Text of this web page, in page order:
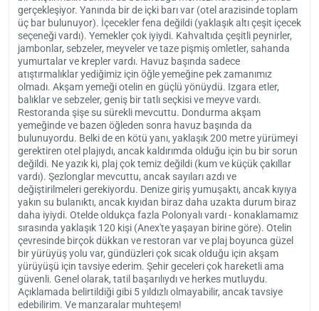
Otele giriş saati 14.00, çıkış saati ise 12.00’dir. Mirage World Hotel,
evcil hayvan kabul etmiyor.
gerçekleşiyor. Yanında bir de içki barı var (otel arazisinde toplam
üç bar bulunuyor). İçecekler fena değildi (yaklaşık altı çeşit içecek
seçeneği vardı). Yemekler çok iyiydi. Kahvaltıda çeşitli peynirler,
jambonlar, sebzeler, meyveler ve taze pişmiş omletler, sahanda
yumurtalar ve krepler vardı. Havuz başında sadece
atıştırmalıklar yediğimiz için öğle yemeğine pek zamanımız
olmadı. Akşam yemeği otelin en güçlü yönüydü. Izgara etler,
balıklar ve sebzeler, geniş bir tatlı seçkisi ve meyve vardı.
Restoranda şişe su sürekli mevcuttu. Dondurma akşam
yemeğinde ve bazen öğleden sonra havuz başında da
bulunuyordu. Belki de en kötü yanı, yaklaşık 200 metre yürümeyi
gerektiren otel plajıydı, ancak kaldırımda olduğu için bu bir sorun
değildi. Ne yazık ki, plaj çok temiz değildi (kum ve küçük çakıllar
vardı). Şezlonglar mevcuttu, ancak sayıları azdı ve
değiştirilmeleri gerekiyordu. Denize giriş yumuşaktı, ancak kıyıya
yakın su bulanıktı, ancak kıyıdan biraz daha uzakta durum biraz
daha iyiydi. Otelde oldukça fazla Polonyalı vardı - konaklamamız
sırasında yaklaşık 120 kişi (Anex'te yaşayan birine göre). Otelin
çevresinde birçok dükkan ve restoran var ve plaj boyunca güzel
bir yürüyüş yolu var, gündüzleri çok sıcak olduğu için akşam
yürüyüşü için tavsiye ederim. Şehir geceleri çok hareketli ama
güvenli. Genel olarak, tatil başarılıydı ve herkes mutluydu.
Açıklamada belirtildiği gibi 5 yıldızlı olmayabilir, ancak tavsiye
edebilirim. Ve manzaralar muhteşem!